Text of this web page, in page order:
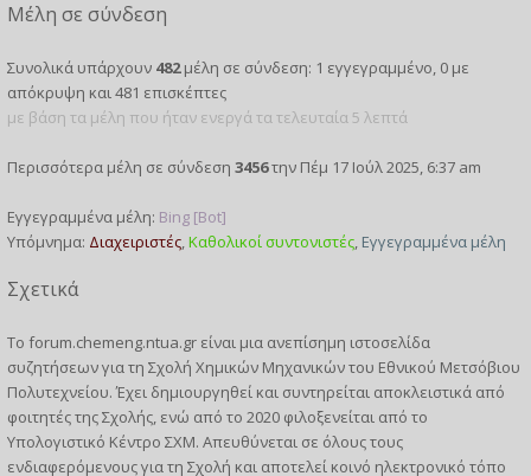
Μέλη σε σύνδεση
Συνολικά υπάρχουν 482μέλη σε σύνδεση: 1 εγγεγραμμένο, 0 με
απόκρυψη και 481 επισκέπτες
με βάση τα μέλη που ήταν ενεργά τα τελευταία 5 λεπτά
Περισσότερα μέλη σε σύνδεση 3456την Πέμ 17 Ιούλ 2025, 6:37 am
Εγγεγραμμένα μέλη: Bing [Bot]
Υπόμνημα: Διαχειριστές,Καθολικοί συντονιστές, Εγγεγραμμένα μέλη
Σχετικά
Το forum.chemeng.ntua.gr είναι μια ανεπίσημη ιστοσελίδα
συζητήσεων για τη Σχολή Χημικών Μηχανικώντου Εθνικού Μετσόβιου
Πολυτεχνείου. Έχει δημιουργηθεί και συντηρείται αποκλειστικά από
φοιτητέςτης Σχολής, ενώ από το 2020 φιλοξενείται από το
Υπολογιστικό Κέντρο ΣΧΜ. Απευθύνεται σε όλους τους
ενδιαφερόμενους για τη Σχολή και αποτελεί κοινό ηλεκτρονικό τόπο